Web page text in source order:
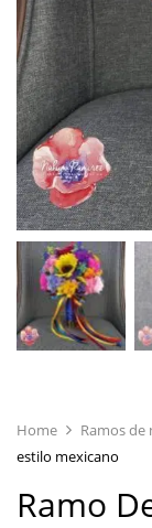
Home Ramos de
estilo mexicano
Ramo